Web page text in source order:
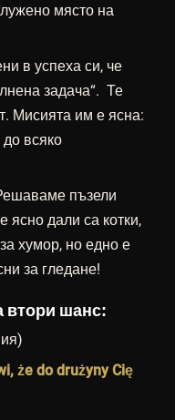
място на
в успеха си, че
задача“. Те
Мисията им е ясна:
до всяко
пъзели
ясно дали са котки,
хумор, но едно е
за гледане!
втори шанс:
że do drużyny Cię